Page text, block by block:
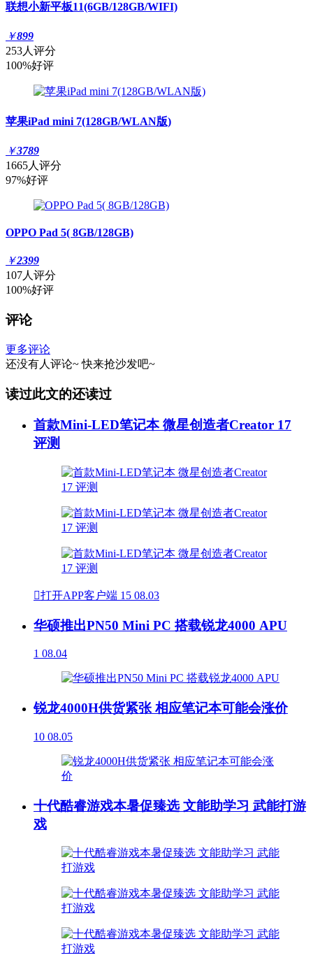
联想小新平板11(6GB/128GB/WIFI)
￥899
253人评分
100%好评
苹果iPad mini 7(128GB/WLAN版)
￥3789
1665人评分
97%好评
OPPO Pad 5( 8GB/128GB)
￥2399
107人评分
100%好评
评论
更多评论
还没有人评论~ 快来抢沙发吧~
读过此文的还读过
首款Mini-LED笔记本 微星创造者Creator 17
评测
打开APP客户端 15 08.03
华硕推出PN50 Mini PC 搭载锐龙4000 APU
1 08.04
锐龙4000H供货紧张 相应笔记本可能会涨价
10 08.05
十代酷睿游戏本暑促臻选 文能助学习 武能打游
戏